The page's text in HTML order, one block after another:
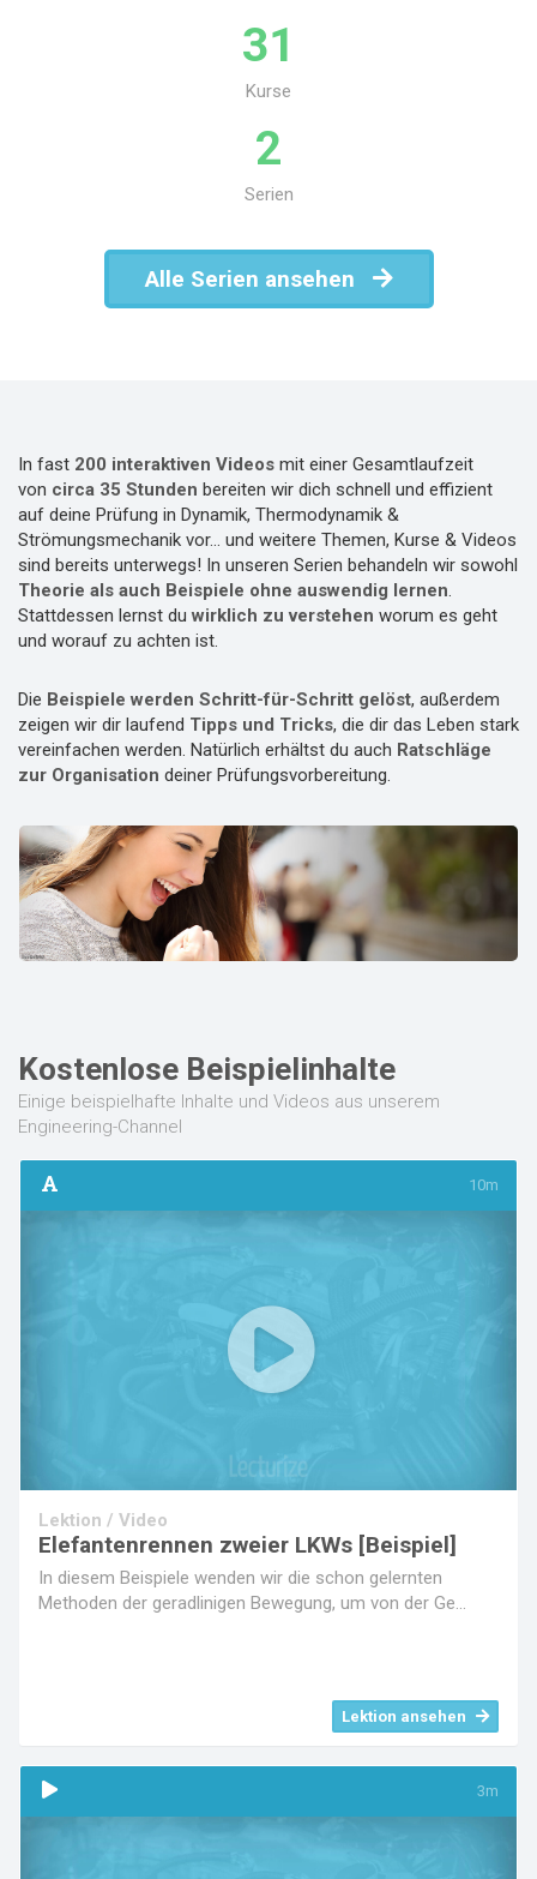
31
Kurse
2
Serien
Alle Serien ansehen
In fast 200 interaktiven Videos mit einer Gesamtlaufzeit
von circa 35 Stunden bereiten wir dich schnell und effizient
auf deine Prüfung in Dynamik, Thermodynamik &
Strömungsmechanik vor... und weitere Themen, Kurse & Videos
sind bereits unterwegs! In unseren Serien behandeln wir sowohl
Theorie als auch Beispiele ohne auswendig lernen.
Stattdessen lernst duwirklich zu verstehen worum es geht
und worauf zu achten ist.
Die Beispiele werden Schritt-für-Schritt gelöst, außerdem
zeigen wir dir laufend Tipps und Tricks, die dir das Leben stark
vereinfachen werden. Natürlich erhältst du auch Ratschläge
zur Organisation deiner Prüfungsvorbereitung.
Kostenlose Beispielinhalte
Einige beispielhafte Inhalte und Videos aus unserem
Engineering-Channel
10m
Play
Video
Lektion / Video
Elefantenrennen zweier LKWs [Beispiel]
In diesem Beispiele wenden wir die schon gelernten
Methoden der geradlinigen Bewegung, um von der Ge...
Lektion ansehen
3m